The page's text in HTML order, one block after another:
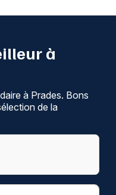
à
à Prades. Bons
de la